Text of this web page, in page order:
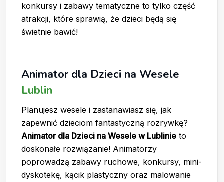
konkursy i zabawy tematyczne to tylko część
atrakcji, które sprawią, że dzieci będą się
świetnie bawić!
Animator dla Dzieci na Wesele
Lublin
Planujesz wesele i zastanawiasz się, jak
zapewnić dzieciom fantastyczną rozrywkę?
Animator dla Dzieci na Wesele w Lublinie to
doskonałe rozwiązanie! Animatorzy
poprowadzą zabawy ruchowe, konkursy, mini-
dyskotekę, kącik plastyczny oraz malowanie